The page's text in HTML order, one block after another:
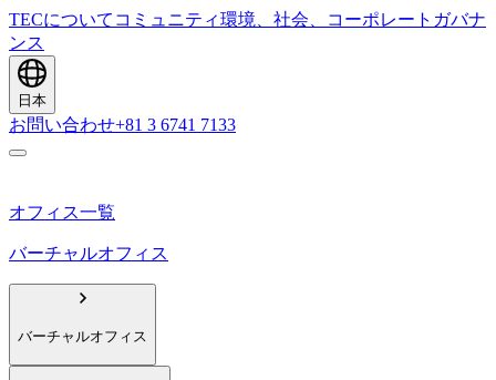
TECについて コミュニティ環境、社会、コーポレートガバナ
ンス
日本
お問い合わせ+81 3 6741 7133
オフィス一覧
バーチャルオフィス
バーチャルオフィス